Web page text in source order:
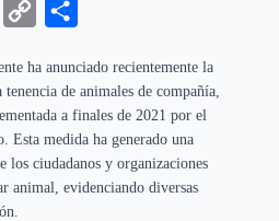
LinkedInCopy
ha anunciado recientemente la
de animales de compañía,
a finales de 2021 por el
Esta medida ha generado una
los ciudadanos y organizaciones
animal, evidenciando diversas